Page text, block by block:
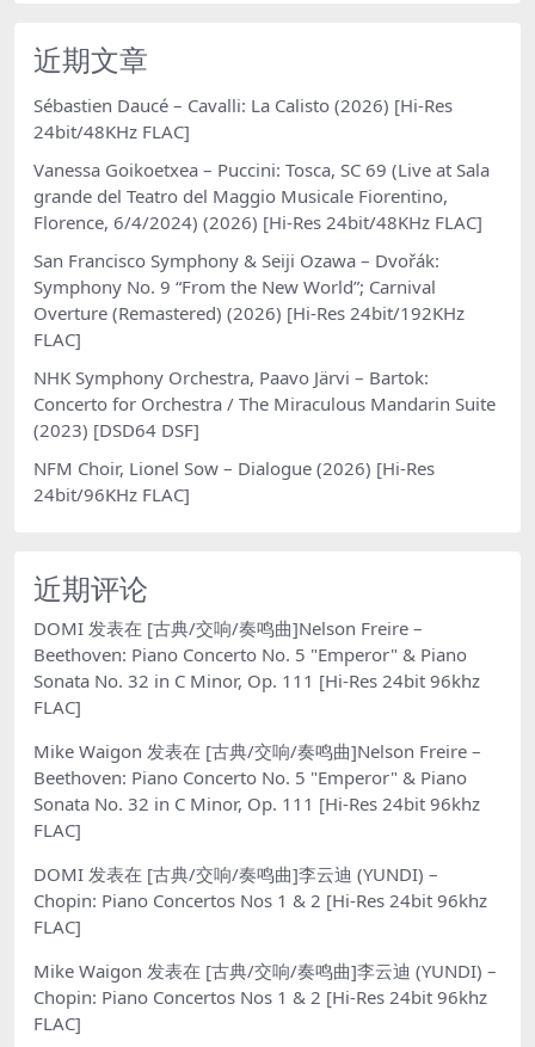
近期文章
Sébastien Daucé – Cavalli: La Calisto (2026) [Hi-Res
24bit/48KHz FLAC]
Vanessa Goikoetxea – Puccini: Tosca, SC 69 (Live at Sala
grande del Teatro del Maggio Musicale Fiorentino,
Florence, 6/4/2024) (2026) [Hi-Res 24bit/48KHz FLAC]
San Francisco Symphony & Seiji Ozawa – Dvořák:
Symphony No. 9 “From the New World”; Carnival
Overture (Remastered) (2026) [Hi-Res 24bit/192KHz
FLAC]
NHK Symphony Orchestra, Paavo Järvi – Bartok:
Concerto for Orchestra / The Miraculous Mandarin Suite
(2023) [DSD64 DSF]
NFM Choir, Lionel Sow – Dialogue (2026) [Hi-Res
24bit/96KHz FLAC]
近期评论
DOMI 发表在 [古典/交响/奏鸣曲]Nelson Freire –
Beethoven: Piano Concerto No. 5 "Emperor" & Piano
Sonata No. 32 in C Minor, Op. 111 [Hi-Res 24bit 96khz
FLAC]
Mike Waigon 发表在 [古典/交响/奏鸣曲]Nelson Freire –
Beethoven: Piano Concerto No. 5 "Emperor" & Piano
Sonata No. 32 in C Minor, Op. 111 [Hi-Res 24bit 96khz
FLAC]
DOMI 发表在 [古典/交响/奏鸣曲]李云迪 (YUNDI) –
Chopin: Piano Concertos Nos 1 & 2 [Hi-Res 24bit 96khz
FLAC]
Mike Waigon 发表在 [古典/交响/奏鸣曲]李云迪 (YUNDI) –
Chopin: Piano Concertos Nos 1 & 2 [Hi-Res 24bit 96khz
FLAC]